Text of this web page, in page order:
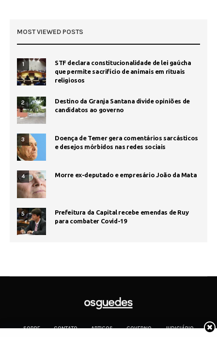
MOST VIEWED POSTS
1
STF declara constitucionalidade de lei gaúcha
que permite sacrifício de animais em rituais
religiosos
2
Destino da Granja Santana divide opiniões de
candidatos ao governo
3
Doença de Temer gera comentários sarcásticos
e desejos mórbidos nas redes sociais
4 Morre ex-deputado e empresário João da Mata
5
Prefeitura da Capital recebe emendas de Ruy
para combater Covid-19
SOBRE CONTATO ARTIGOS GOVERNO JUDICIÁRIO